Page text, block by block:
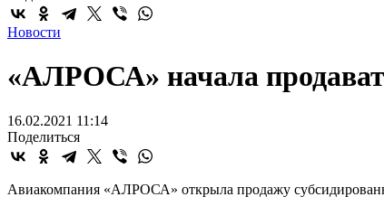
Новости
«АЛРОСА» начала
16.02.2021 11:14
Поделиться
Авиакомпания «АЛРОСА» открыла продажу